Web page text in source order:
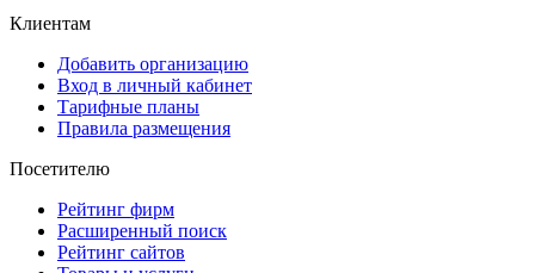
Клиентам
Добавить организацию
Вход в личный кабинет
Тарифные планы
Правила размещения
Посетителю
Рейтинг фирм
Расширенный поиск
Рейтинг сайтов